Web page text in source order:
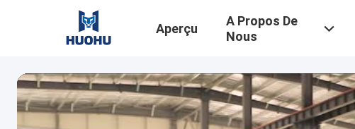
Aperçu
A Propos De
Nous